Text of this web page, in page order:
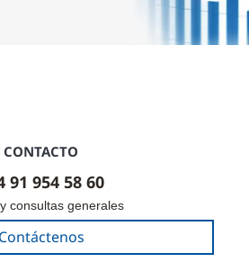
CONTACTO
91 954 58 60
consultas generales
Contáctenos